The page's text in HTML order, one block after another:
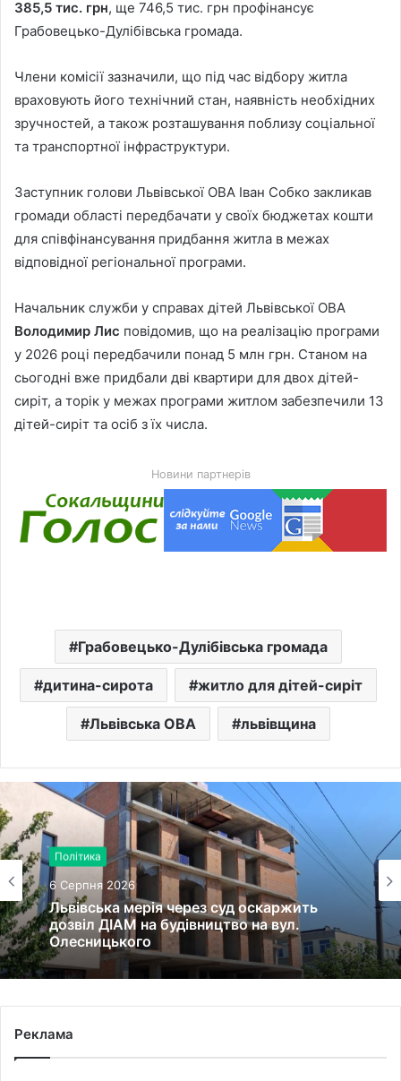
385,5 тис. грн, ще 746,5 тис. грн профінансує
Грабовецько-Дулібівська громада.
Члени комісії зазначили, що під час відбору житла
враховують його технічний стан, наявність необхідних
зручностей, а також розташування поблизу соціальної
та транспортної інфраструктури.
Заступник голови Львівської ОВА Іван Собко закликав
громади області передбачати у своїх бюджетах кошти
для співфінансування придбання житла в межах
відповідної регіональної програми.
Начальник служби у справах дітей Львівської ОВА
Володимир Лис повідомив, що на реалізацію програми
у 2026 році передбачили понад 5 млн грн. Станом на
сьогодні вже придбали дві квартири для двох дітей-
сиріт, а торік у межах програми житлом забезпечили 13
дітей-сиріт та осіб з їх числа.
Новини партнерів
Грабовецько-Дулібівська громада
дитина-сирота житло для дітей-сиріт
Львівська ОВА львівщина
Політика
6 Серпня 2026
Львівська мерія через суд оскаржить
дозвіл ДІАМ на будівництво на вул.
Олесницького
Реклама